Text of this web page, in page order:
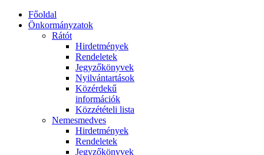
Főoldal
Önkormányzatok
Rátót
Hirdetmények
Rendeletek
Jegyzőkönyvek
Nyilvántartások
Közérdekű
információk
Közzétételi lista
Nemesmedves
Hirdetmények
Rendeletek
Jegyzőkönyvek